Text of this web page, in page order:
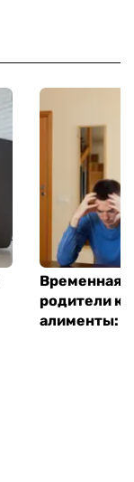
Временная
родители
алименты: